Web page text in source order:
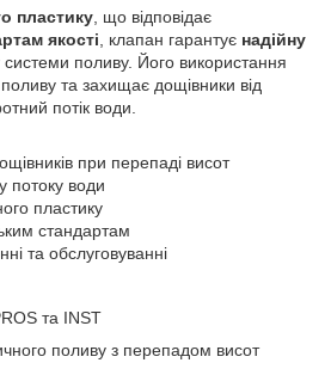
пластику , що відповідає
якості , клапан гарантує надійну
системи поливу. Його використання
та захищає дощівники від
потік води.
при перепаді висот
потоку води
пластику
стандартам
та обслуговуванні
та INST
поливу з перепадом висот